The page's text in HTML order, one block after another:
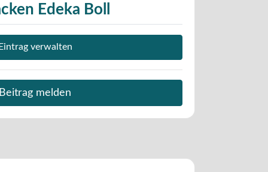
Edeka Boll
Eintrag verwalten
Beitrag melden